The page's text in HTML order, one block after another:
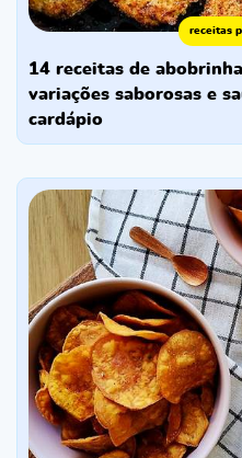
receitas
14 receitas de abobrinha na air fryer e outras
variações saborosas e
cardápio